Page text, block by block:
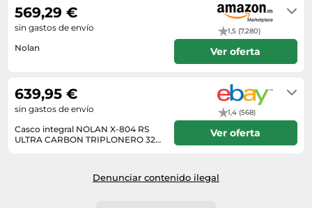
Nolan
1,5 (7.280)
569,29 €
sin gastos de envío
Ver oferta
Casco integral NOLAN X-804 RS
ULTRA CARBON TRIPLONERO 323
1,4 (568)
639,95 €
sin gastos de envío
Ver oferta
Denunciar contenido ilegal